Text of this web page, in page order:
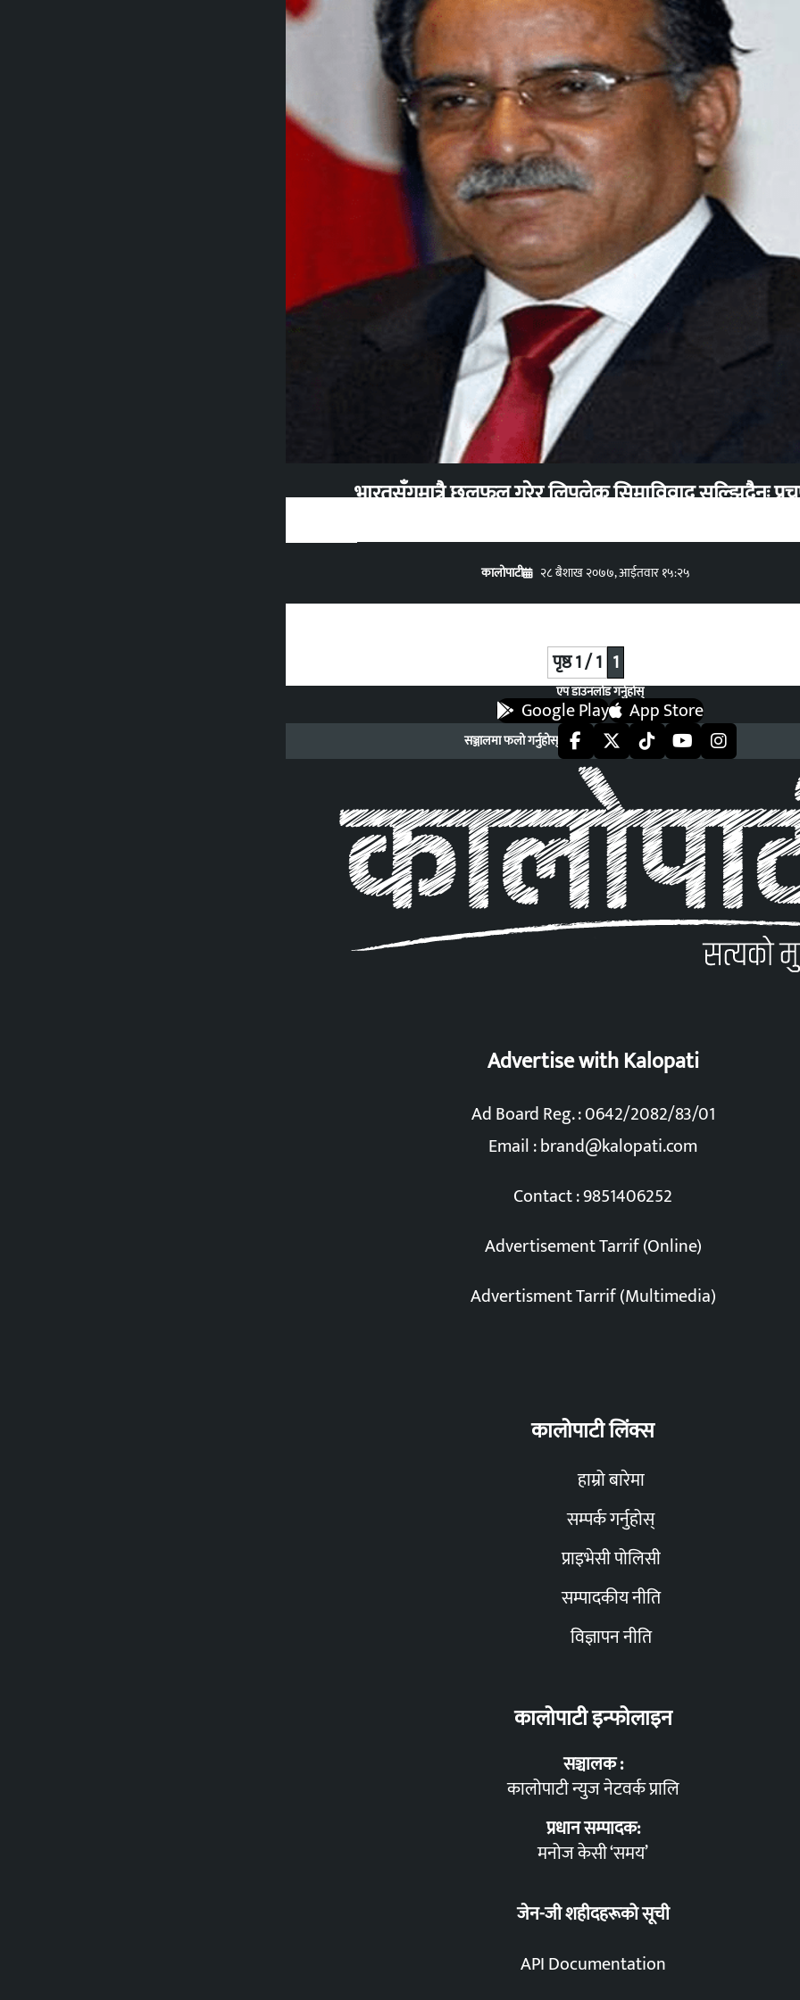
भारतसँगमात्रै छलफल गरेर लिपुलेक सिमाविवाद सुल्झिदैनः
कालोपाटी २८ बैशाख २०७७, आईतवार १५:२५
पृष्ठ 1 / 1 1
एप डाउनलोड गर्नुहोस्
Google Play App Store
सञ्जालमा फलो गर्नुहोस्
Advertise with Kalopati
Ad Board Reg. : 0642/2082/83/01
Email :brand@kalopati.com
Contact : 9851406252
Advertisement Tarrif (Online)
Advertisment Tarrif (Multimedia)
कालोपाटी लिंक्स
हाम्रो बारेमा
सम्पर्क गर्नुहोस्
प्राइभेसी पोलिसी
सम्पादकीय नीति
विज्ञापन नीति
कालोपाटी इन्फोलाइन
सञ्चालक :
कालोपाटी न्युज नेटवर्क प्रालि
प्रधान सम्पादक:
मनोज केसी ‘समय’
जेन-जी शहीदहरूको सूची
API Documentation